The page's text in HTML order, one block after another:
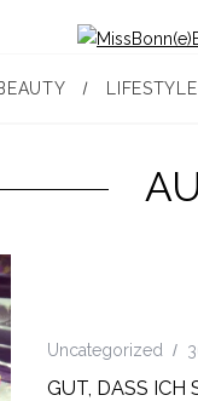
LIFESTYLE
Uncategorized
GUT, DASS ICH